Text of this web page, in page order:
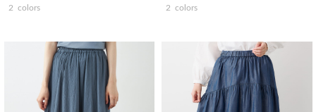
2 colors 2 colors